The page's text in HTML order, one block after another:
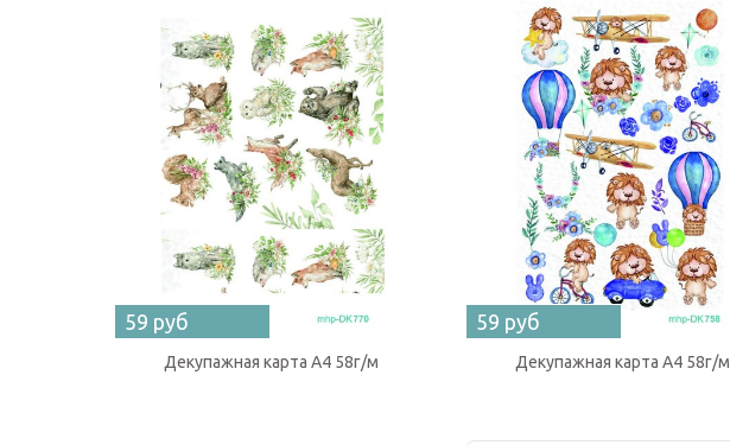
59 руб
Декупажная карта А4 58г/м
59 руб
Декупажная карта А4 58г/м